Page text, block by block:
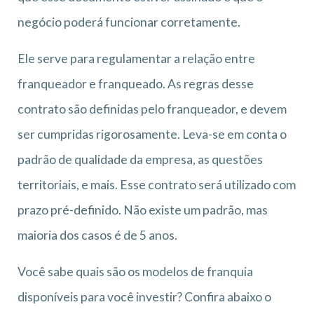
negócio poderá funcionar corretamente.
Ele serve para regulamentar a relação entre
franqueador e franqueado. As regras desse
contrato são definidas pelo franqueador, e devem
ser cumpridas rigorosamente. Leva-se em conta o
padrão de qualidade da empresa, as questões
territoriais, e mais. Esse contrato será utilizado com
prazo pré-definido. Não existe um padrão, mas
maioria dos casos é de 5 anos.
Você sabe quais são os modelos de franquia
disponíveis para você investir? Confira abaixo o